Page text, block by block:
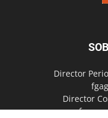
Director
Director